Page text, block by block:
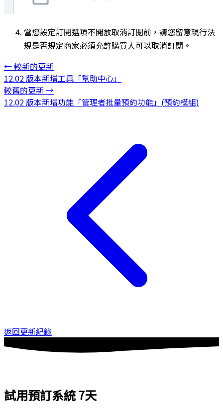
當您設定訂閱選項不開放取消訂閱前，請您留意現行法
規是否規定商家必須允許購買人可以取消訂閱。
←較新的更新
12.02 版本新增工具「幫助中心」
較舊的更新 →
12.02 版本新增功能「管理者批量預約功能」(預約模組)
返回更新紀錄
試用預訂系統7天